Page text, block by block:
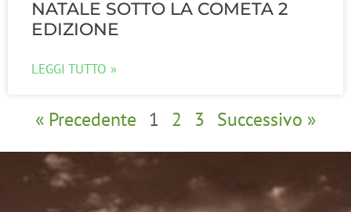
NATALE SOTTO LA COMETA 2
EDIZIONE
LEGGI TUTTO »
« Precedente 1 2 3 Successivo »